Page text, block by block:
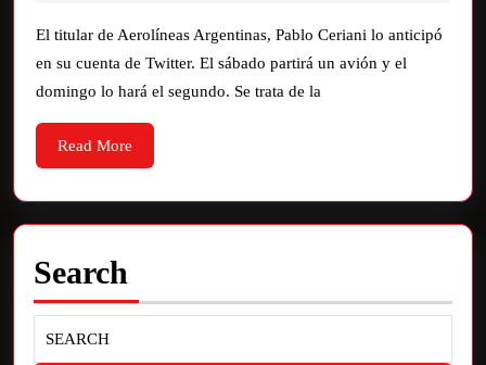
El titular de Aerolíneas Argentinas, Pablo Ceriani lo anticipó
en su cuenta de Twitter. El sábado partirá un avión y el
domingo lo hará el segundo. Se trata de la
Read More
Search